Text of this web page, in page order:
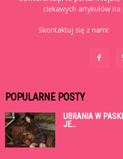
ciekawych artykułów
Skontaktuj się z nami:
POPULARNE POSTY
UBRANIA W
JE...